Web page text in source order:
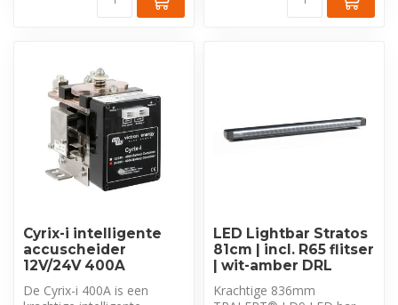
Cyrix-i intelligente
accuscheider
12V/24V 400A
De Cyrix-i 400A is een
LED Lightbar Stratos
81cm | incl. R65 flitser
| wit-amber DRL
Krachtige 836mm